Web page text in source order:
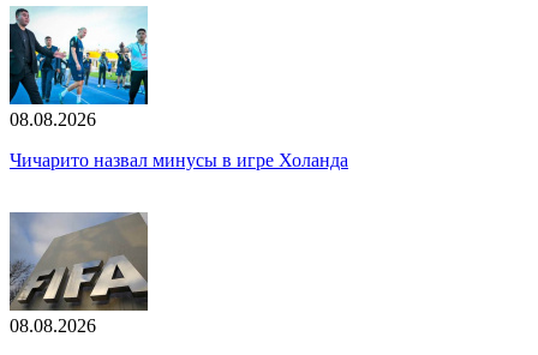
08.08.2026
Чичарито назвал минусы в игре Холанда
08.08.2026